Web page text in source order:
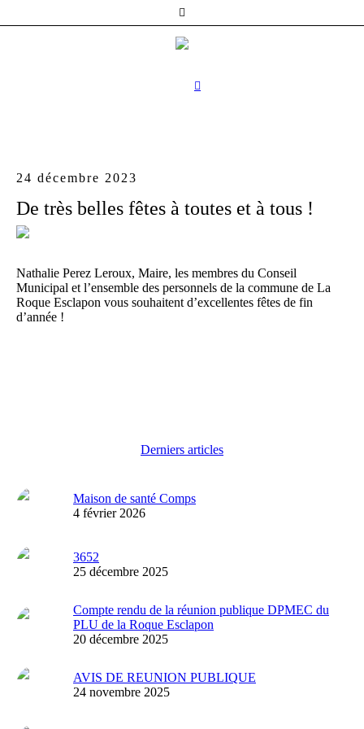
24 décembre 2023
De très belles fêtes à toutes et à tous !
Nathalie Perez Leroux, Maire, les membres du Conseil
Municipal et l’ensemble des personnels de la commune de La
Roque Esclapon vous souhaitent d’excellentes fêtes de fin
d’année !
Derniers articles
Maison de santé Comps
4 février 2026
3652
25 décembre 2025
Compte rendu de la réunion publique DPMEC du
PLU de la Roque Esclapon
20 décembre 2025
AVIS DE REUNION PUBLIQUE
24 novembre 2025